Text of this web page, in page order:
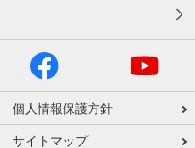
個人情報保護方針
サイトマップ